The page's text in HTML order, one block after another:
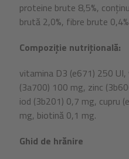
proteine brute 8,5%,
brută 2,0%, fibre brute
Compoziție nutrițională:
vitamina D3 (e671) 250
(3a700) 100 mg, zinc
iod (3b201) 0,7 mg, cupru
mg, biotină 0,1 mg.
Ghid de hrănire